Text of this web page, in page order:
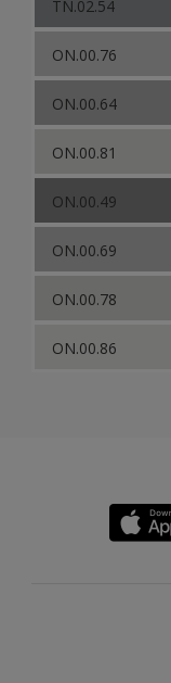
TN.02.54
ON.00.76
ON.00.64
ON.00.81
ON.00.49
ON.00.69
ON.00.78
ON.00.86